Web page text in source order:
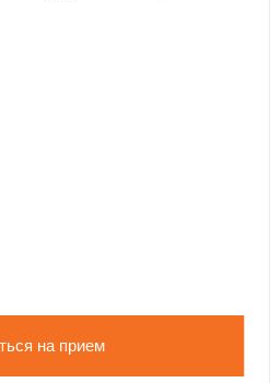
на прием